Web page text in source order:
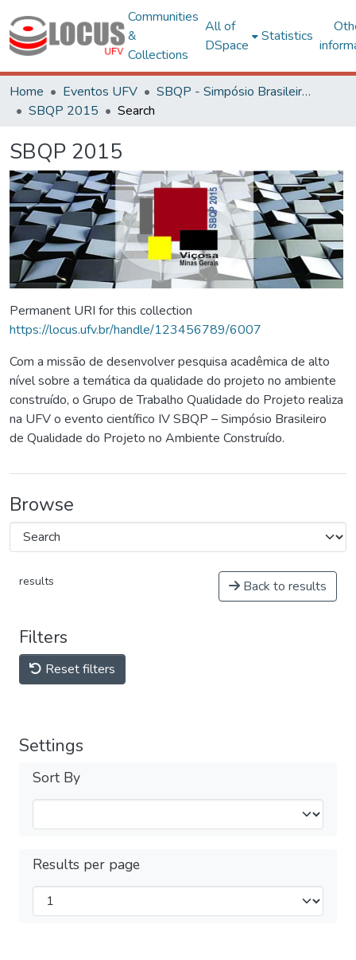
Communities
&
Collections
All of
DSpace
Statistics
Home Eventos UFV
SBQP - Simpósio Brasileiro de Qualidade do Projeto no Ambiente Construído
SBQP 2015
Search
SBQP 2015
Permanent URI for this collection
https://locus.ufv.br/handle/123456789/6007
Com a missão de desenvolver pesquisa acadêmica de alto
nível sobre a temática da qualidade do projeto no ambiente
construído, o Grupo de Trabalho Qualidade do Projeto realiza
na UFV o evento científico IV SBQP – Simpósio Brasileiro
de Qualidade do Projeto no Ambiente Construído.
Browse
results Back to results
Filters
Reset filters
Settings
Sort By
Results per page